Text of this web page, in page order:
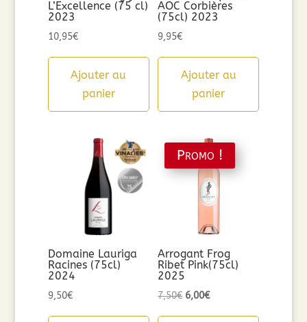
L’Excellence (75 cl)
2023
10,95€
Ajouter au
panier
AOC Corbières
(75cl) 2023
9,95€
Ajouter au
panier
Domaine Lauriga
Racines (75cl)
2024
9,50€
Promo !
Arrogant Frog
Ribet Pink(75cl)
2025
7,50€ Le
6,00€Le